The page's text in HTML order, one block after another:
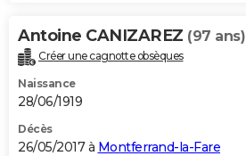
Dictionnaire
Biographies
Citations
Expressions
Proverbes
PROGRAMME TV
COPAINS D'AVANT
S'inscrire
Se connecter
Lycées
Collèges
Primaires
Universités
Entreprises
Service militaire
Avis de recherche
AVIS DE DÉCÈS
Antoine CANIZAREZ (97 ans)
Créer une cagnotte obsèques
Naissance
28/06/1919
Décès
26/05/2017 à Montferrand-la-Fare